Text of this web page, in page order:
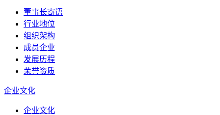
董事长寄语
行业地位
组织架构
成员企业
发展历程
荣誉资质
企业文化
企业文化